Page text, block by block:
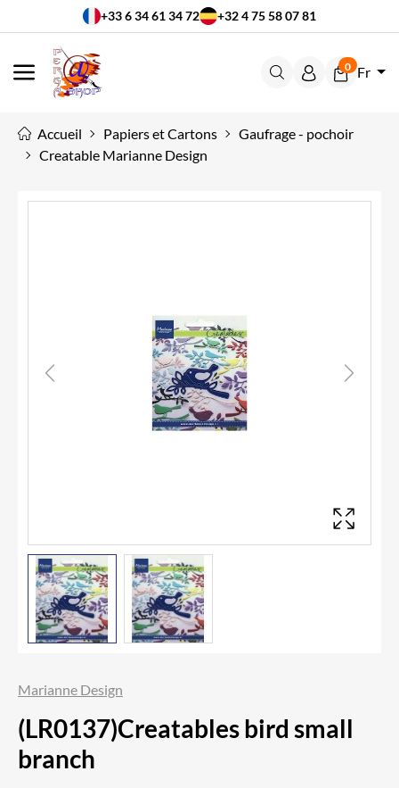
+33 6 34 61 34 72 +32 4 75 58 07 81
MENU
0 Fr
Accueil Papiers et Cartons
Gaufrage - pochoir
Creatable Marianne Design
Previous Next
Marianne Design
(LR0137)Creatables bird small
branch